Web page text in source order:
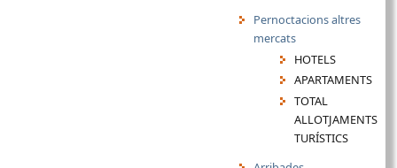
Pernoctacions altres
mercats
HOTELS
APARTAMENTS
TOTAL
ALLOTJAMENTS
TURÍSTICS